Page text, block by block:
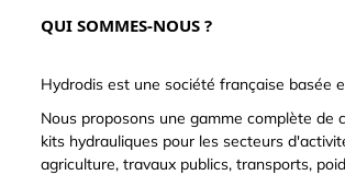
QUI SOMMES-NOUS ?
Hydrodis est une société française basée
Nous proposons une gamme complète de
kits hydrauliques pour les secteurs
agriculture, travaux publics, transports,